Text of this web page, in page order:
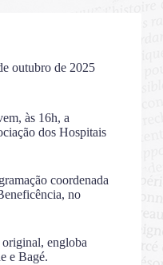
outubro de 2025
às 16h, a
dos Hospitais
coordenada
no
original, engloba
e Bagé.